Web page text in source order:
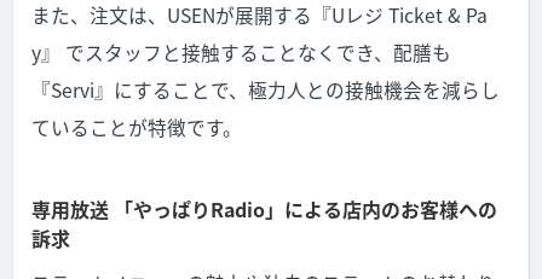
また、注文は、USENが展開する『Uレジ Ticket & Pa
y』 でスタッフと接触することなくでき、配膳も
『Servi』にすることで、極力人との接触機会を減らし
ていることが特徴です。
専用放送 「やっぱりRadio」による店内のお客様への
訴求